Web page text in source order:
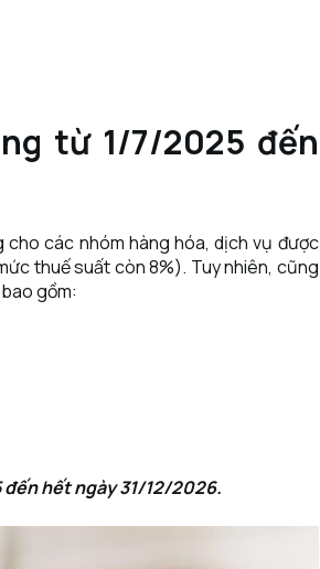
từ 1/7/2025 đến
cho các nhóm hàng hóa, dịch vụ được
thuế suất còn 8%). Tuy nhiên, cũng
gồm:
hết ngày 31/12/2026.